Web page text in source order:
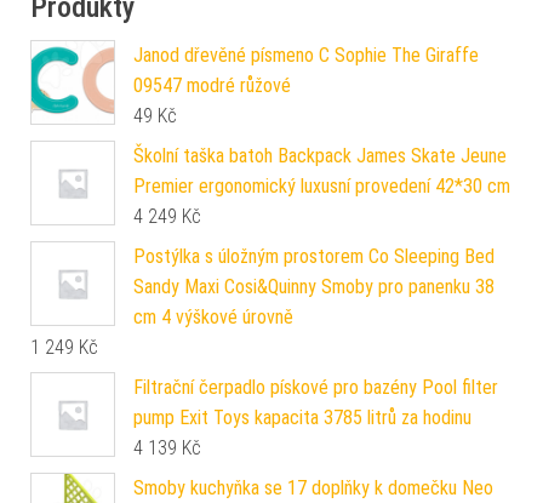
Produkty
Janod dřevěné písmeno C Sophie The Giraffe
09547 modré růžové
49 Kč
Školní taška batoh Backpack James Skate Jeune
Premier ergonomický luxusní provedení 42*30 cm
4 249 Kč
Postýlka s úložným prostorem Co Sleeping Bed
Sandy Maxi Cosi&Quinny Smoby pro panenku 38
cm 4 výškové úrovně
1 249 Kč
Filtrační čerpadlo pískové pro bazény Pool filter
pump Exit Toys kapacita 3785 litrů za hodinu
4 139 Kč
Smoby kuchyňka se 17 doplňky k domečku Neo